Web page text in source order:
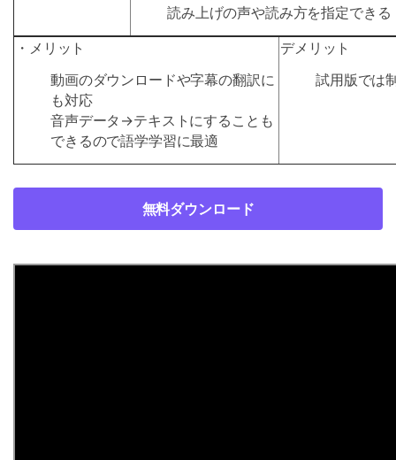
読み上げの声や読み方を指定できる
・メリット
動画のダウンロードや字幕の翻訳に
も対応
音声データ→テキストにすることも
できるので語学学習に最適
デメリット
試用版では
無料ダウンロード